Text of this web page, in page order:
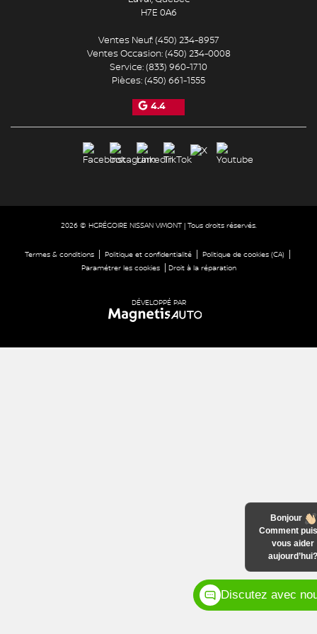
H7E 0A6
Ventes Neuf:(450) 234-8957
Ventes Occasion:(450) 234-0008
Service:(833) 960-1710
Pièces:(450) 661-1555
4.4
2026 © HGRÉGOIRE NISSAN VIMONT| Tous droits réservés.
Termes & conditions| Politique et confidentialité| Politique de cookies (CA)
Paramétrer les cookies| Droit à la réparation
DÉVELOPPÉ PAR
Bonjour
Comment
vous aider
aujourd’hui?
Discutez avec